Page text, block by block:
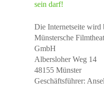
sein darf!
Die Internetseite wird
Münstersche
GmbH
Albersloher Weg 14
48155 Münster
Geschäftsführer: